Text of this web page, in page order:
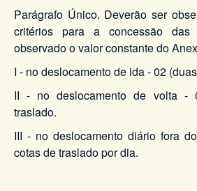
Parágrafo Único. Deverão ser
critérios para a concessão das
observado o valor constante do
I - no deslocamento de ida - 02
II - no deslocamento de volta -
traslado.
III - no deslocamento diário fora
cotas de traslado por dia.